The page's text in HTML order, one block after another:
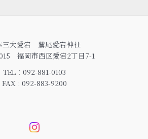
三大愛宕 鷲尾愛宕神社
福岡市西区愛宕2丁目7-1
TEL：092-881-0103
FAX : 092-883-9200